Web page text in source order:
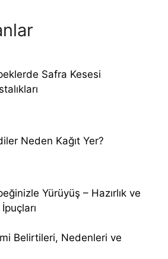
Safra Kesesi
Neden Kağıt Yer?
Yürüyüş – Hazırlık ve
Belirtileri, Nedenleri ve